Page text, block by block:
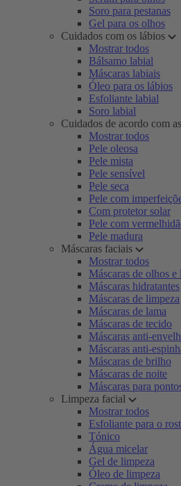
Soro para pestanas
Gel para os olhos
Cuidados com os lábios
Mostrar todos
Bálsamo labial
Máscaras labiais
Óleo para os lábios
Esfoliante labial
Soro labial
Cuidados de acordo com
Mostrar todos
Pele oleosa
Pele mista
Pele sensível
Pele seca
Pele com
Com protetor solar
Pele com
Pele madura
Máscaras faciais
Mostrar todos
Máscaras de olhos e
Máscaras hidratantes
Máscaras de limpeza
Máscaras de lama
Máscaras de tecido
Máscaras anti-
Máscaras anti-
Máscaras de brilho
Máscaras de noite
Máscaras para
Limpeza facial
Mostrar todos
Esfoliante para o
Tónico
Água micelar
Gel de limpeza
Óleo de limpeza